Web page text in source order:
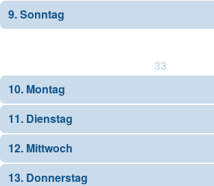
9. Sonntag
33
10. Montag
11. Dienstag
12. Mittwoch
13. Donnerstag